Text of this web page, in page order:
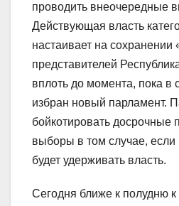
проводить внеочередные
Действующая власть
настаивает на сохранении
представителей
вплоть до момента, пока в
избран новый парламент.
бойкотировать досрочные
выборы в том случае,
будет удерживать власть.
Сегодня ближе к полудню